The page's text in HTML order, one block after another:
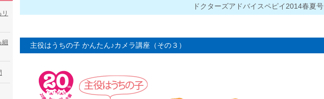
細
ドクターズアドバイスペピイ2014春夏号
主役はうちの子 かんたん♪カメラ講座（その３）